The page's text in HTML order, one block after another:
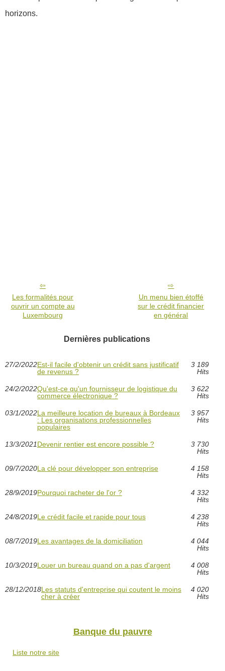
horizons.
Les formalités pour
ouvrir un compte au
Luxembourg
Un menu bien étoffé
sur le crédit financier
en général
Dernières publications
27/2/2022Est-il facile d'obtenir un crédit sans justificatif
de revenus ?
3 189
Hits
24/2/2022Qu'est-ce qu'un fournisseur de logistique du
commerce électronique ?
3 622
Hits
03/1/2022La meilleure location de bureaux à Bordeaux
: Les organisations professionnelles
populaires
3 957
Hits
13/3/2021Devenir rentier est encore possible ?
3 730
Hits
09/7/2020La clé pour développer son entreprise
4 158
Hits
28/9/2019Pourquoi racheter de l'or ?
4 332
Hits
24/8/2019Le crédit facile et rapide pour tous
4 238
Hits
08/7/2019Les avantages de la domiciliation
4 044
Hits
10/3/2019Louer un bureau quand on a pas d'argent
4 008
Hits
28/12/2018Les statuts d'entreprise qui coutent le moins
cher à créer
4 020
Hits
Banque du pauvre
Liste notre site